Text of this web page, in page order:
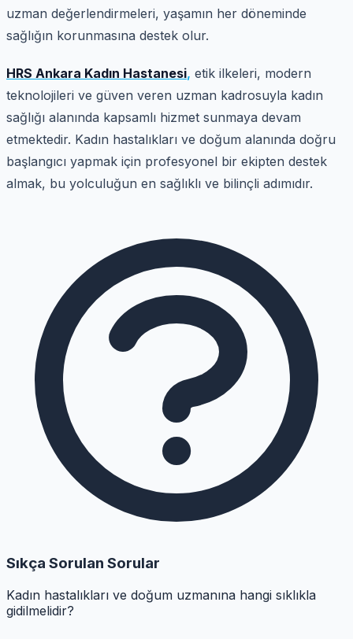
uzman değerlendirmeleri, yaşamın her döneminde
sağlığın korunmasına destek olur.
HRS Ankara Kadın Hastanesi, etik ilkeleri, modern
teknolojileri ve güven veren uzman kadrosuyla kadın
sağlığı alanında kapsamlı hizmet sunmaya devam
etmektedir. Kadın hastalıkları ve doğum alanında doğru
başlangıcı yapmak için profesyonel bir ekipten destek
almak, bu yolculuğun en sağlıklı ve bilinçli adımıdır.
Sıkça Sorulan Sorular
Kadın hastalıkları ve doğum uzmanına hangi sıklıkla
gidilmelidir?